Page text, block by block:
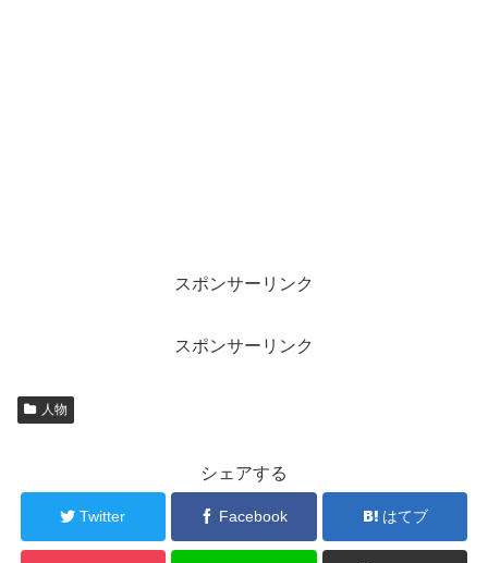
スポンサーリンク
スポンサーリンク
人物
シェアする
Twitter Facebook はてブ